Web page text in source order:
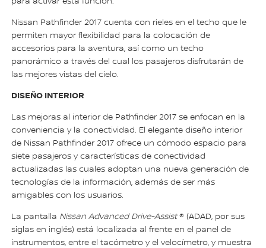
Nissan Pathfinder 2017 cuenta con rieles en el techo que le
permiten mayor flexibilidad para la colocación de
accesorios para la aventura, así como un techo
panorámico a través del cual los pasajeros disfrutarán de
las mejores vistas del cielo.
DISEÑO INTERIOR
Las mejoras al interior de Pathfinder 2017 se enfocan en la
conveniencia y la conectividad. El elegante diseño interior
de Nissan Pathfinder 2017 ofrece un cómodo espacio para
siete pasajeros y características de conectividad
actualizadas las cuales adoptan una nueva generación de
tecnologías de la información, además de ser más
amigables con los usuarios.
La pantalla Nissan Advanced Drive-Assist® (ADAD, por sus
siglas en inglés) está localizada al frente en el panel de
instrumentos, entre el tacómetro y el velocímetro, y muestra